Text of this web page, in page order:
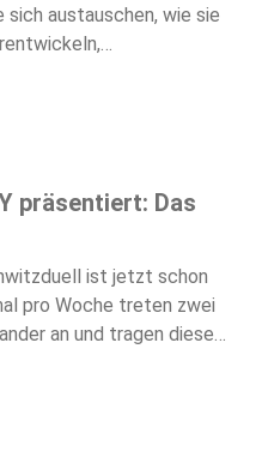
austauschen, wie sie
viel trainieren und
persönlichen Glück sind.
mit Gelaber und
präsentiert: Das
ist jetzt schon
pro Woche treten zwei
an und tragen diese
mit selbst geschriebenen
süß, fies und unheimlich
einer lacht, bekommt